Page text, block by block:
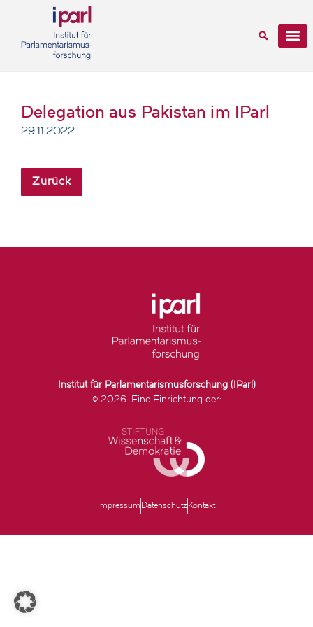
Delegation aus Pakistan im IParl
29.11.2022
Zurück
Institut für Parlamentarismusforschung (IParl)
© 2026. Eine Einrichtung der:
Impressum Datenschutz Kontakt